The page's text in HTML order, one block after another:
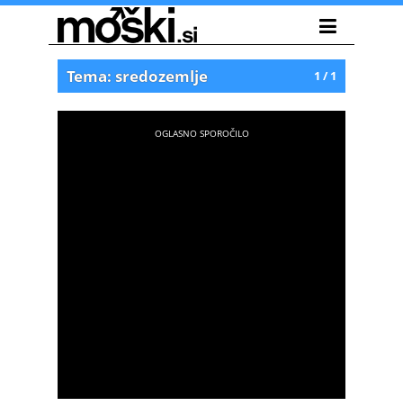
1 / 1
Tema: sredozemlje